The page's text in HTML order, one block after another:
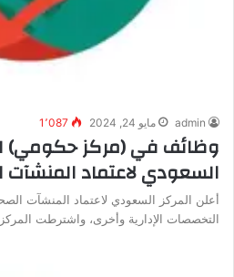
admin مايو 24, 2024 1٬087
وظائف في (مركز حكومي)
السعودي لاعتماد
أعلن المركز السعودي لاعتماد المنشآت
التخصصات الإدارية وأخرى، واشترطت